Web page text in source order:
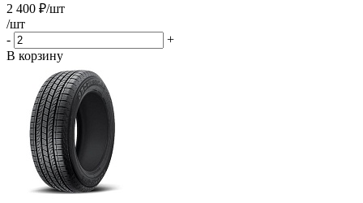
2 400 ₽/шт
/шт
-
+
В корзину